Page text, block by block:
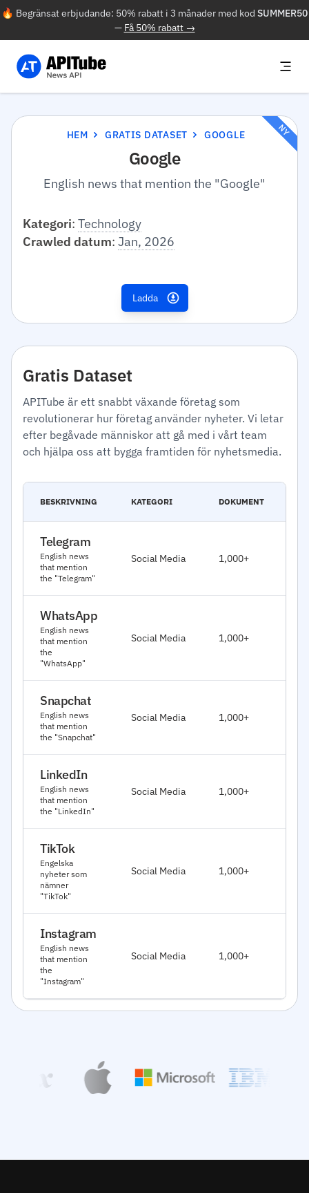
🔥 Begränsat erbjudande: 50% rabatt i 3 månader med kod SUMMER50
— Få 50% rabatt →
HEM GRATIS DATASET GOOGLE
Google
English news that mention the "Google"
NY
Kategori: Technology
Crawled datum: Jan, 2026
Ladda
Gratis Dataset
APITube är ett snabbt växande företag som
revolutionerar hur företag använder nyheter. Vi letar
efter begåvade människor att gå med i vårt team
och hjälpa oss att bygga framtiden för nyhetsmedia.
BESKRIVNING KATEGORI DOKUMENT
Telegram
English news
that mention
the "Telegram"
Social Media 1,000+
WhatsApp
English news
that mention
the
"WhatsApp"
Social Media 1,000+
Snapchat
English news
that mention
the "Snapchat"
Social Media 1,000+
LinkedIn
English news
that mention
the "LinkedIn"
Social Media 1,000+
TikTok
Engelska
nyheter som
nämner
"TikTok"
Social Media 1,000+
Instagram
English news
that mention
the
"Instagram"
Social Media 1,000+